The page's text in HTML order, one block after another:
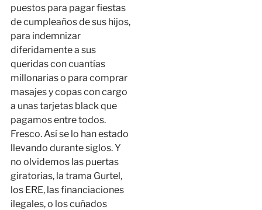
puestos para pagar fiestas
de cumpleaños de sus hijos,
para indemnizar
diferidamente a sus
queridas con cuantías
millonarias o para comprar
masajes y copas con cargo
a unas tarjetas black que
pagamos entre todos.
Fresco. Así se lo han estado
llevando durante siglos. Y
no olvidemos las puertas
giratorias, la trama Gurtel,
los ERE, las financiaciones
ilegales, o los cuñados